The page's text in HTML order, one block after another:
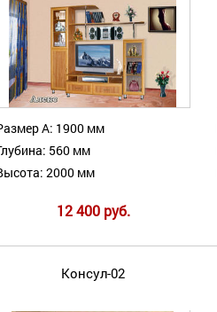
А: 1900 мм
560 мм
2000 мм
12 400 руб.
Консул-02